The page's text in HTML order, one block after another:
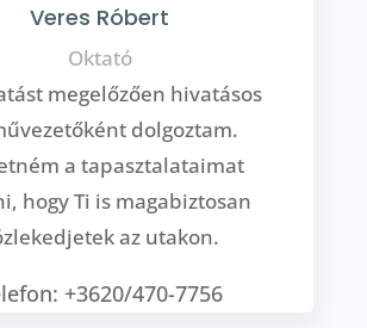
Veres Róbert
Oktató
megelőzően hivatásos
dolgoztam.
a tapasztalataimat
hogy Ti is magabiztosan
az utakon.
+3620/470-7756